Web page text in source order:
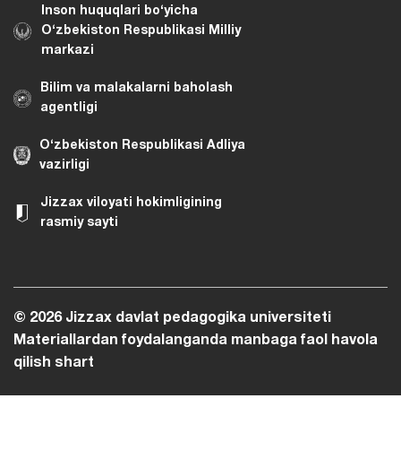
Inson huquqlari bo‘yicha
O‘zbekiston Respublikasi Milliy
markazi
Bilim va malakalarni baholash
agentligi
O‘zbekiston Respublikasi Adliya
vazirligi
Jizzax viloyati hokimligining
rasmiy sayti
© 2026 Jizzax davlat pedagogika universiteti
Materiallardan foydalanganda manbaga faol havola
qilish shart